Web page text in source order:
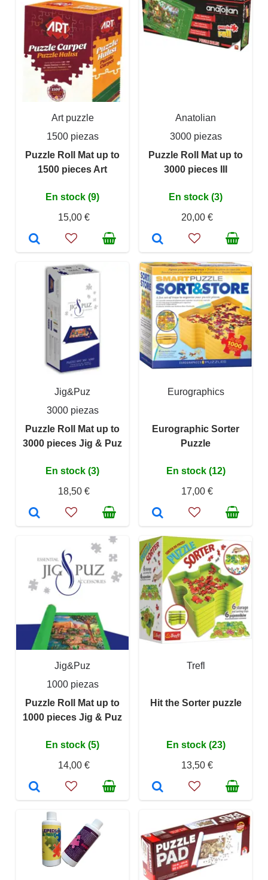
Art puzzle
1500 piezas
Puzzle Roll Mat up to
1500 pieces Art
En stock (9)
15,00 €
Anatolian
3000 piezas
Puzzle Roll Mat up to
3000 pieces III
En stock (3)
20,00 €
Jig&Puz
3000 piezas
Puzzle Roll Mat up to
3000 pieces Jig & Puz
En stock (3)
18,50 €
Eurographics
Eurographic Sorter
Puzzle
En stock (12)
17,00 €
Jig&Puz
1000 piezas
Puzzle Roll Mat up to
1000 pieces Jig & Puz
En stock (5)
14,00 €
Trefl
Hit the Sorter puzzle
En stock (23)
13,50 €